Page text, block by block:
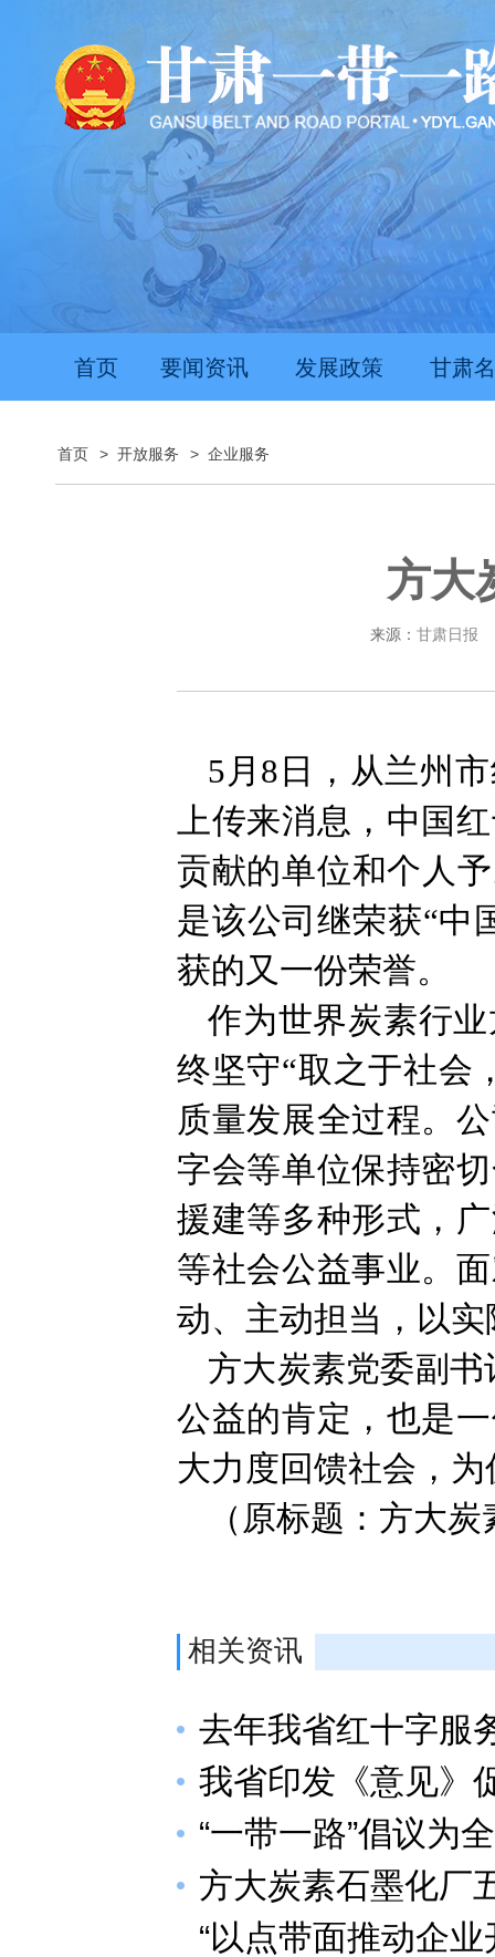
首页 要闻资讯 发展政策 甘肃
首页 > 开放服务 > 企业服务
方大
来源： 甘肃日报
5月8日，从兰州
上传来消息，中国
贡献的单位和个人
是该公司继荣获“中
获的又一份荣誉。
作为世界炭素行
终坚守“取之于社会
质量发展全过程。
字会等单位保持密
援建等多种形式，
等社会公益事业。
动、主动担当，以
方大炭素党委副
公益的肯定，也是
大力度回馈社会，
（原标题：方大
相关资讯
去年我省红十字服
我省印发《意见》
“一带一路”倡议为
方大炭素石墨化厂
“以点带面推动企